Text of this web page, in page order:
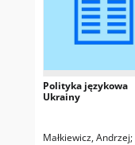
Polityka językowa
Ukrainy
Małkiewicz, Andrzej